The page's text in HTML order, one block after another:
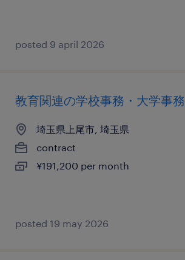
posted 9 april 2026
教育関連の学校事務・大学事務
埼玉県上尾市, 埼玉県
contract
¥191,200 per month
posted 19 may 2026